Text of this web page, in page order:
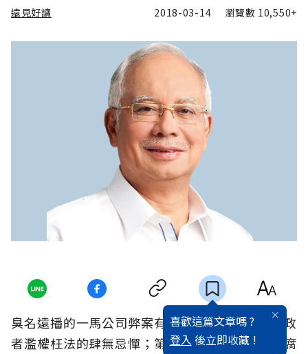
遠見好讀 2018-03-14 瀏覽數 10,550+
喜歡這篇文章嗎 ?
登入 後立即收藏 !
臭名遠播的一馬公司弊案有兩個面向：第一、當政
者濫權枉法的肆無忌憚；第二、國家與社會對貪腐